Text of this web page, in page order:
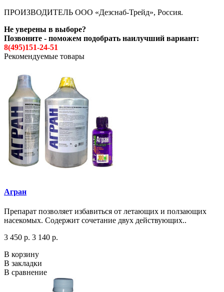
ПРОИЗВОДИТЕЛЬ ООО «Дезснаб-Трейд», Россия.
Не уверены в выборе?
Позвоните - поможем подобрать наилучший вариант:
8(495)151-24-51
Рекомендуемые товары
Агран
Препарат позволяет избавиться от летающих и ползающих
насекомых. Содержит сочетание двух действующих..
3 450 р. 3 140 р.
В корзину
В закладки
В сравнение